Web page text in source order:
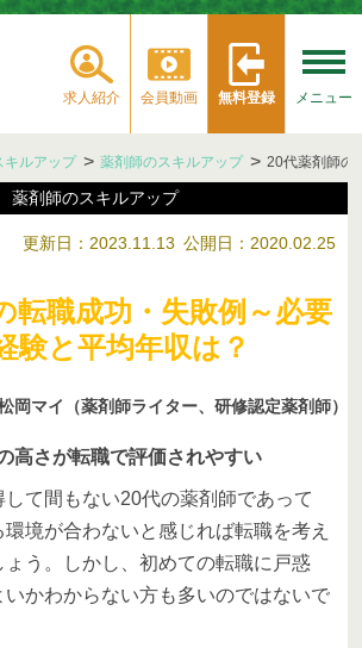
求人紹介 会員動画 無料登録 メニュー
キルアップ 薬剤師のスキルアップ 20代薬剤師の
薬剤師のスキルアップ
更新日：2023.11.13 公開日：2020.02.25
転職成功・失敗例～必要
験と平均年収は？
岡マイ（薬剤師ライター、研修認定薬剤師）
高さが転職で評価されやすい
て間もない20代の薬剤師であって
境が合わないと感じれば転職を考え
ょう。しかし、初めての転職に戸惑
いかわからない方も多いのではないで